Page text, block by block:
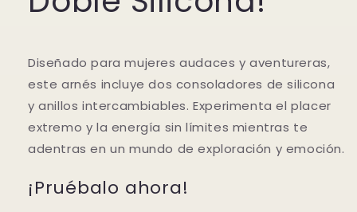
Diseñado para mujeres audaces y aventureras,
este arnés incluye dos consoladores de silicona
y anillos intercambiables. Experimenta el placer
extremo y la energía sin límites mientras te
adentras en un mundo de exploración y emoción.
¡Pruébalo ahora!